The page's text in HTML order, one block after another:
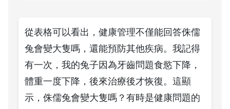
從表格可以看出，健康管理不僅能回答侏儒
兔會變大隻嗎，還能預防其他疾病。我記得
有一次，我的兔子因為牙齒問題食慾下降，
體重一度下降，後來治療後才恢復。這顯
示，侏儒兔會變大隻嗎？有時是健康問題的